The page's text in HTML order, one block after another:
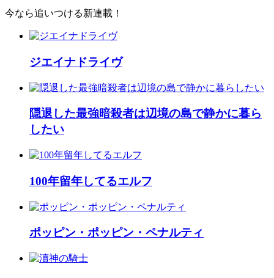
今なら追いつける新連載！
ジエイナドライヴ
隠退した最強暗殺者は辺境の島で静かに暮ら
したい
100年留年してるエルフ
ポッピン・ポッピン・ペナルティ